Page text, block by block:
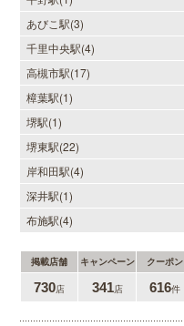
あびこ駅(3)
千里中央駅(4)
高槻市駅(17)
樟葉駅(1)
堺駅(1)
堺東駅(22)
岸和田駅(4)
深井駅(1)
布施駅(4)
掲載店舗 キャンペーン クーポン
730店 341店 616件